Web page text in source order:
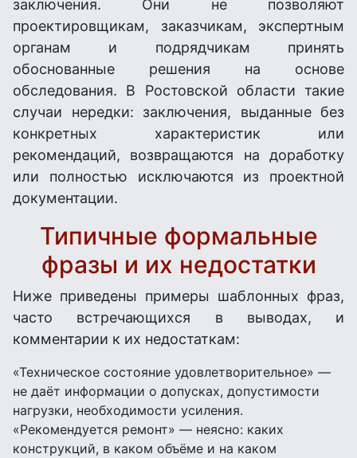
заключения. Они не позволяют
проектировщикам, заказчикам, экспертным
органам и подрядчикам принять
обоснованные решения на основе
обследования. В Ростовской области такие
случаи нередки: заключения, выданные без
конкретных характеристик или
рекомендаций, возвращаются на доработку
или полностью исключаются из проектной
документации.
Типичные формальные
фразы и их недостатки
Ниже приведены примеры шаблонных фраз,
часто встречающихся в выводах, и
комментарии к их недостаткам:
«Техническое состояние удовлетворительное» —
не даёт информации о допусках, допустимости
нагрузки, необходимости усиления.
«Рекомендуется ремонт» — неясно: каких
конструкций, в каком объёме и на каком